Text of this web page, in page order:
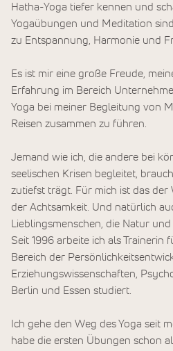
Hatha-Yoga tiefer kennen und
Yogaübungen und Meditation
zu Entspannung, Harmonie und
Es ist mir eine große Freude,
Erfahrung im Bereich
Yoga bei meiner Begleitung von
Reisen zusammen zu führen.
Jemand wie ich, die andere bei
seelischen Krisen begleitet,
zutiefst trägt. Für mich ist das der
der Achtsamkeit. Und natürlich
Lieblingsmenschen, die Natur und
Seit 1996 arbeite ich als Trainerin
Bereich der
Erziehungswissenschaften,
Berlin und Essen studiert.
Ich gehe den Weg des Yoga seit
habe die ersten Übungen schon